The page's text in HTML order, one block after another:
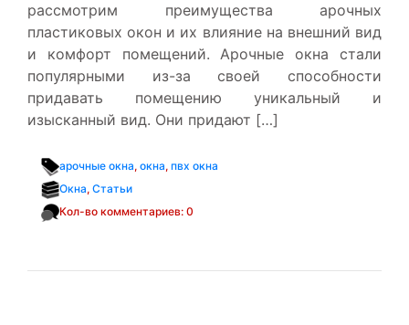
рассмотрим преимущества арочных
пластиковых окон и их влияние на внешний вид
и комфорт помещений. Арочные окна стали
популярными из-за своей способности
придавать помещению уникальный и
изысканный вид. Они придают […]
арочные окна, окна, пвх окна
Окна, Статьи
Кол-во комментариев: 0